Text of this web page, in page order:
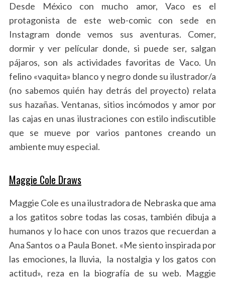
Desde México con mucho amor, Vaco es el
protagonista de este web-comic con sede en
Instagram donde vemos sus aventuras. Comer,
dormir y ver películar donde, si puede ser, salgan
pájaros, son als actividades favoritas de Vaco. Un
felino «vaquita» blanco y negro donde su ilustrador/a
(no sabemos quién hay detrás del proyecto) relata
sus hazañas. Ventanas, sitios incómodos y amor por
las cajas en unas ilustraciones con estilo indiscutible
que se mueve por varios pantones creando un
ambiente muy especial.
Maggie Cole Draws
Maggie Cole es una ilustradora de Nebraska que ama
a los gatitos sobre todas las cosas, también dibuja a
humanos y lo hace con unos trazos que recuerdan a
Ana Santos o a Paula Bonet. «Me siento inspirada por
las emociones, la lluvia, la nostalgia y los gatos con
actitud», reza en la biografía de su web. Maggie